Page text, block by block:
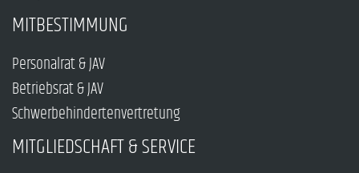
MITBESTIMMUNG
Personalrat & JAV
Betriebsrat & JAV
Schwerbehindertenvertretung
MITGLIEDSCHAFT & SERVICE